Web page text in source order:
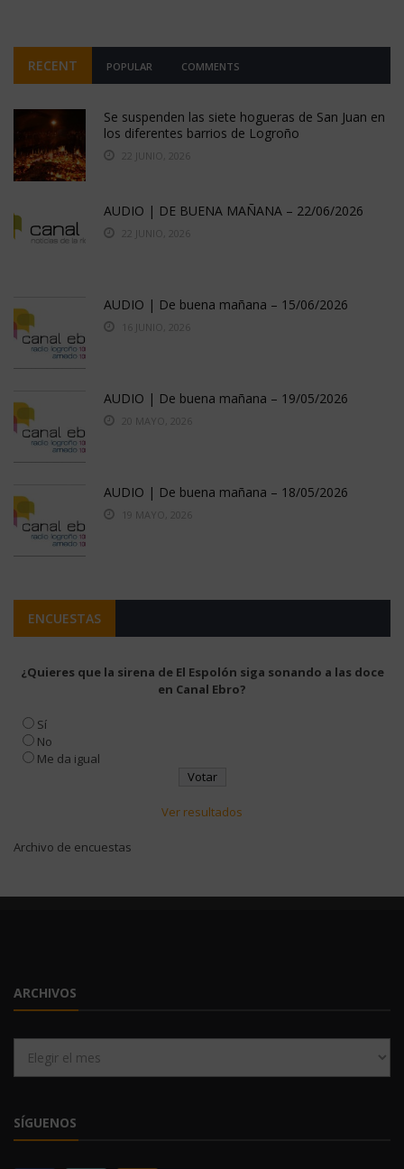
RECENT POPULAR COMMENTS
Se suspenden las siete hogueras de San Juan en
los diferentes barrios de Logroño
22 JUNIO, 2026
AUDIO | DE BUENA MAÑANA – 22/06/2026
22 JUNIO, 2026
AUDIO | De buena mañana – 15/06/2026
16 JUNIO, 2026
AUDIO | De buena mañana – 19/05/2026
20 MAYO, 2026
AUDIO | De buena mañana – 18/05/2026
19 MAYO, 2026
ENCUESTAS
¿Quieres que la sirena de El Espolón siga sonando a las doce
en Canal Ebro?
Sí
No
Me da igual
Ver resultados
Archivo de encuestas
ARCHIVOS
SÍGUENOS